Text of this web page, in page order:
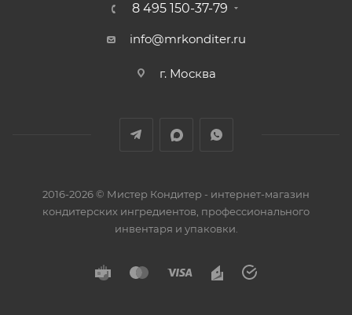
8 495 150-37-79
info@mrkonditer.ru
г. Москва
2016-2026 © Мистер Кондитер - интернет-магазин
кондитерских ингредиентов, профессионального
инвентаря и упаковки.